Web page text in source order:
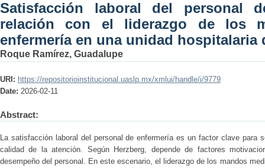
Satisfacción laboral del
los mandos medios de
Satisfacción laboral del personal
relación con el liderazgo de los
enfermería en una unidad hospitalaria
Roque Ramírez, Guadalupe
URI: https://repositorioinstitucional.uaslp.mx/xmlui/handle/i/9779
Date: 2026-02-11
Abstract:
La satisfacción laboral del personal de enfermería es un factor clave para
calidad de la atención. Según Herzberg, depende de factores
desempeño del personal. En este escenario, el liderazgo de los mandos